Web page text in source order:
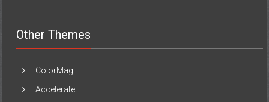
Other Themes
ColorMag
Accelerate